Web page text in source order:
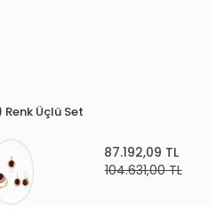
Üçlü Set
87.192,09 TL
104.631,00 TL